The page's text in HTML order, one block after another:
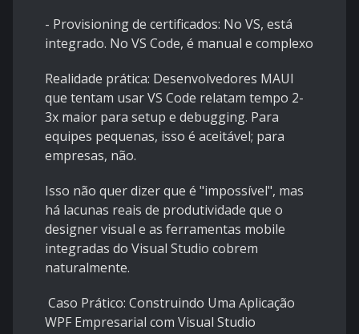
- Provisioning de certificados: No VS, está
integrado. No VS Code, é manual e complexo
Realidade prática: Desenvolvedores MAUI
que tentam usar VS Code relatam tempo 2-
3x maior para setup e debugging. Para
equipes pequenas, isso é aceitável; para
empresas, não.
Isso não quer dizer que é "impossível", mas
há lacunas reais de produtividade que o
designer visual e as ferramentas mobile
integradas do Visual Studio cobrem
naturalmente.
Caso Prático: Construindo Uma Aplicação
WPF Empresarial com Visual Studio